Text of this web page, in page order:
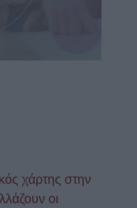
χάρτης στην
οι